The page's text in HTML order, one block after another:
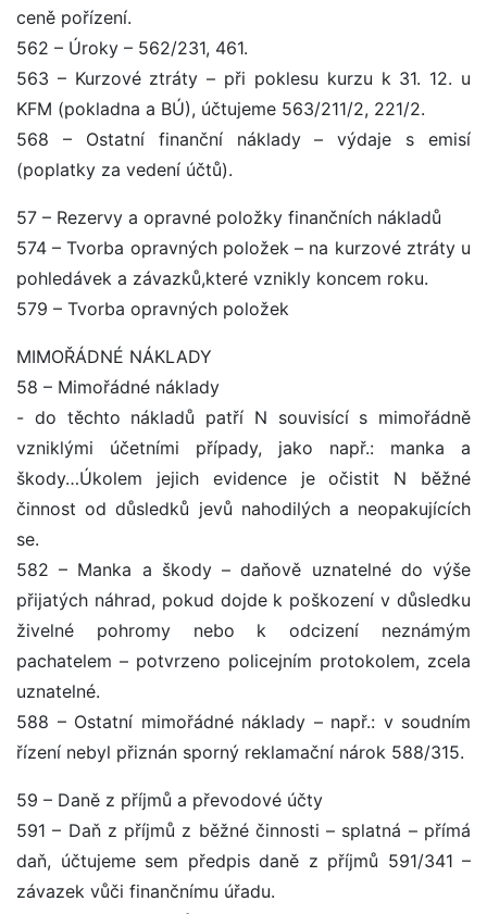
ceně pořízení.
562 – Úroky – 562/231, 461.
563 – Kurzové ztráty – při poklesu kurzu k 31. 12. u
KFM (pokladna a BÚ), účtujeme 563/211/2, 221/2.
568 – Ostatní finanční náklady – výdaje s emisí
(poplatky za vedení účtů).
57 – Rezervy a opravné položky finančních nákladů
574 – Tvorba opravných položek – na kurzové ztráty u
pohledávek a závazků,které vznikly koncem roku.
579 – Tvorba opravných položek
MIMOŘÁDNÉ NÁKLADY
58 – Mimořádné náklady
- do těchto nákladů patří N souvisící s mimořádně
vzniklými účetními případy, jako např.: manka a
škody…Úkolem jejich evidence je očistit N běžné
činnost od důsledků jevů nahodilých a neopakujících
se.
582 – Manka a škody – daňově uznatelné do výše
přijatých náhrad, pokud dojde k poškození v důsledku
živelné pohromy nebo k odcizení neznámým
pachatelem – potvrzeno policejním protokolem, zcela
uznatelné.
588 – Ostatní mimořádné náklady – např.: v soudním
řízení nebyl přiznán sporný reklamační nárok 588/315.
59 – Daně z příjmů a převodové účty
591 – Daň z příjmů z běžné činnosti – splatná – přímá
daň, účtujeme sem předpis daně z příjmů 591/341 –
závazek vůči finančnímu úřadu.